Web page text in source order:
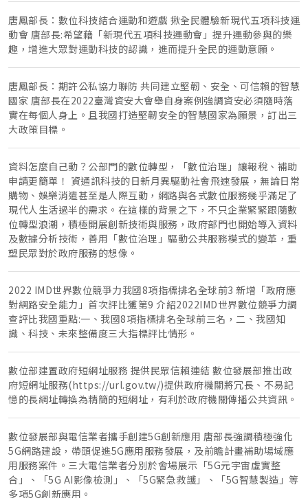
唐鳳部長：數位科技結合運動和遊戲 揪全民體驗新現代五項科技運
動會 唐部長:希望藉「新現代五項科技運動會」提升運動參與的樂
趣，增進大眾對運動科技的認識，進而提升全民的運動意願。
唐鳳部長：期許公私協力聯防 共同建立堅韌、安全、可信賴的智慧
國家 唐部長在2022臺灣資安大會舉自身案例強調資安必須隨時落
實在每個人身上。且我國打造堅韌安全的智慧國家為願景，訂出三
大政策目標。
資料怎麼自己動？公部門的數位轉型，「數位治理」讓報稅、補助
申請更簡單！ 資通訊科技的日新月異驅動社會飛速發展，無論日常
購物、娛樂消遣甚至是人際互動，網路與各式數位服務幾乎滿足了
現代人生活過半的需求。在這樣的背景之下，不只企業緊緊跟隨數
位轉型浪潮，積極開展創新技術與服務，政府部門也開始導入資料
及數據分析技術，善用「數位治理」驅動公共服務模式的變革，重
塑民眾對於政府服務的想像。
2022 IMD世界數位競爭力我國8項指標排名全球前3 新增「政府應
對網路安全能力」首次評比獲第9 介紹2022IMD世界數位競爭力調
查評比我國重點:一、我國8項指標排名全球前三名，二、我國知
識、科技、未來整備度三大指標評比情形。
數位部建置政府短網址服務 提供民眾信賴連結 數位發展部推出政
府短網址服務(https://url.gov.tw/)提供政府機關將冗長、不易記
憶的長網址轉換為精簡的短網址，有利於政府機關傳播公共資訊。
數位發展部與電信業者攜手創建5G創新應用 唐部長強調積極強化
5G網路建設，帶頭促進5G應用服務發展，及前瞻計畫補助場域應
用服務案件。三大電信業者分別於會場展示「5G元宇宙虛實整
合」、「5G AI影像檢測」、「5G緊急救護」、「5G智慧製造」等
多項5G創新應用。